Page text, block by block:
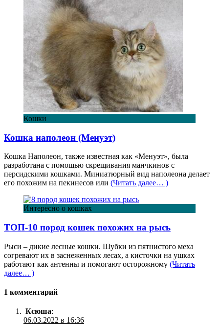
Кошки
Кошка наполеон (Менуэт)
Кошка Наполеон, также известная как «Менуэт», была
разработана с помощью скрещивания манчкинов с
персидскими кошками. Миниатюрный вид наполеона делает
его похожим на пекинесов или (Читать далее… )
Интересно о кошках
ТОП-10 пород кошек похожих на рысь
Рыси – дикие лесные кошки. Шубки из пятнистого меха
согревают их в заснеженных лесах, а кисточки на ушках
работают как антенны и помогают осторожному (Читать
далее… )
1 комментарий
Ксюша:
06.03.2022 в 16:36